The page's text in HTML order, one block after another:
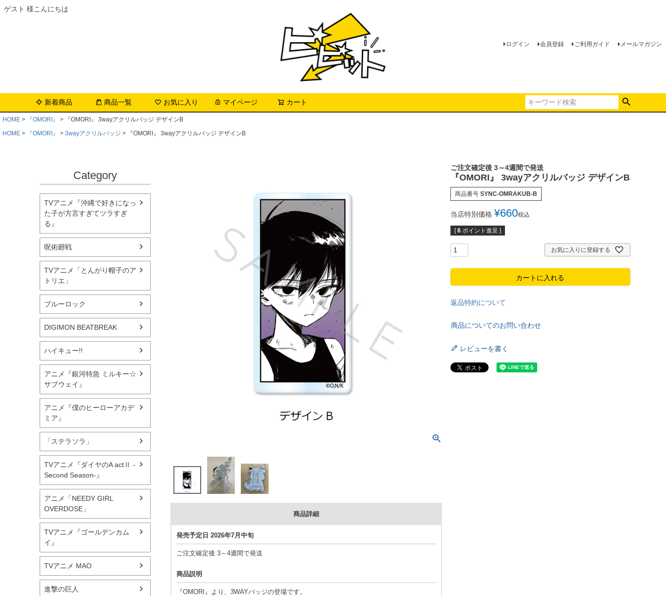
ゲスト 様こんにちは
ログイン 会員登録 ご利用ガイド メールマガジン
新着商品 商品一覧 お気に入り マイページ カート
HOME 『OMORI』
『OMORI』 3wayアクリルバッジ デザインB
HOME
『OMORI』 3wayアクリルバッジ 『OMORI』 3wayアクリルバッジ デザインB
Category
TVアニメ『沖縄で好きになっ
た子が方言すぎてツラすぎ
る』
呪術廻戦
TVアニメ「とんがり帽子のア
トリエ」
ブルーロック
DIGIMON BEATBREAK
ハイキュー!!
アニメ『銀河特急 ミルキー☆
サブウェイ』
アニメ『僕のヒーローアカデ
ミア』
「ステラソラ」
TVアニメ『ダイヤのA actⅡ -
Second Season-』
アニメ「NEEDY GIRL
OVERDOSE」
TVアニメ『ゴールデンカム
イ』
TVアニメ MAO
進撃の巨人
商品詳細
発売予定日 2026年7月中旬
ご注文確定後 3～4週間で発送
商品説明
『OMORI』より、3WAYバッジの登場です。
ご注文確定後 3～4週間で発送
『OMORI』 3wayアクリルバッジ デザインB
商品番号 SYNC-OMRAKUB-B
当店特別価格 ¥660税込
[ 6 ポイント進呈 ]
お気に入りに登録する
カートに入れる
返品特約について
商品についてのお問い合わせ
レビューを書く